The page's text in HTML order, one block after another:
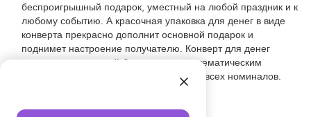
беспроигрышный подарок, уместный на любой праздник и к
любому событию. А красочная упаковка для денег в виде
конверта прекрасно дополнит основной подарок и
поднимет настроение получателю. Конверт для денег
выполнен из плотной бумаги с ярким, тематическим
рисунком. Конверт подходит для купюр всех номиналов.